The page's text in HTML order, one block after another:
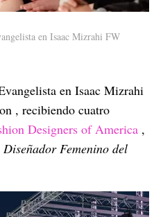
en Isaac Mizrahi FW
en Isaac Mizrahi
, recibiendo cuatro
Designers of America ,
Diseñador Femenino del